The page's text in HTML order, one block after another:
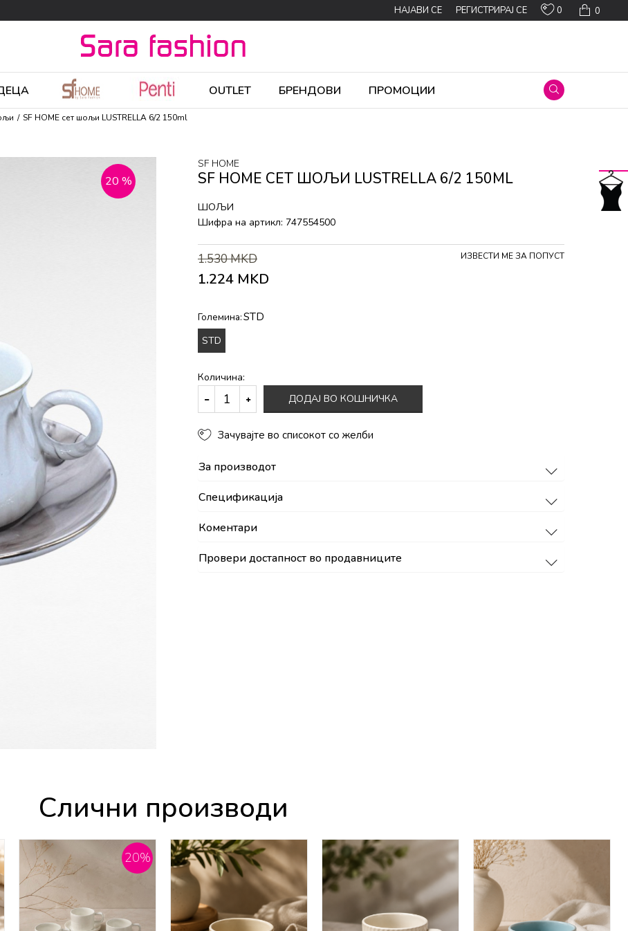
0
0
НАЈАВИ СЕ РЕГИСТРИРАЈ СЕ
OUTLET БРЕНДОВИ ПРОМОЦИИ
SF HOME сет шољи LUSTRELLA 6/2 150ml
20 %
SF HOME
SF HOME СЕТ ШОЉИ LUSTRELLA 6/2 150ML
ШОЉИ
Шифра на артикл: 747554500
1.530MKD
1.224 MKD
ИЗВЕСТИ МЕ ЗА ПОПУСТ
Големина:STD
STD
Количина:
ДОДАЈ ВО КОШНИЧКА
Зачувајте во списокот со желби
За производот
Спецификација
Коментари
Провери достапност во продавниците
Слични производи
20%